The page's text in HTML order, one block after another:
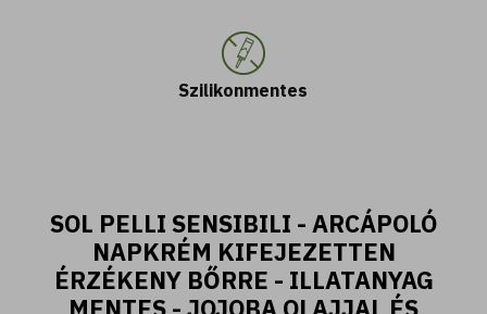
Szilikonmentes
SOL PELLI SENSIBILI - ARCÁPOLÓ
NAPKRÉM KIFEJEZETTEN
ÉRZÉKENY BŐRRE - ILLATANYAG